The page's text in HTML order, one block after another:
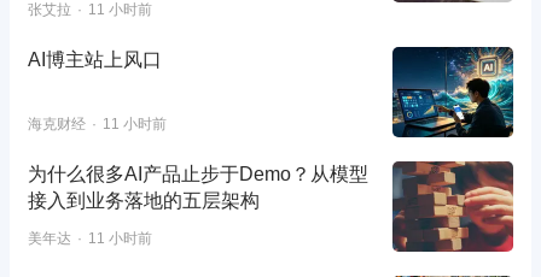
张艾拉 11 小时前
AI博主站上风口
海克财经 11 小时前
为什么很多AI产品止步于Demo？从模型
接入到业务落地的五层架构
美年达 11 小时前